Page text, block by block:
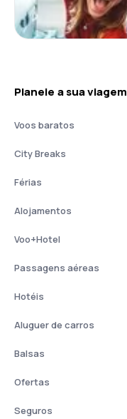
Planeie a sua viagem
Voos baratos
City Breaks
Férias
Alojamentos
Voo+Hotel
Passagens aéreas
Hotéis
Aluguer de carros
Balsas
Ofertas
Seguros